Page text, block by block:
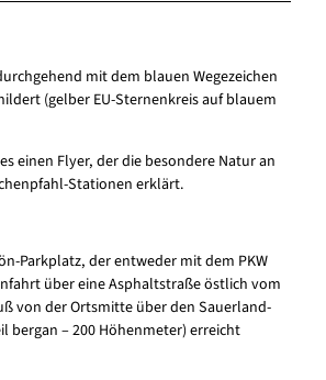
mit dem blauen Wegezeichen
(gelber EU-Sternenkreis auf blauem
einen Flyer, der die besondere Natur an
Stationen erklärt.
Parkplatz, der entweder mit dem PKW
über eine Asphaltstraße östlich vom
von der Ortsmitte über den Sauerland-
bergan – 200 Höhenmeter) erreicht